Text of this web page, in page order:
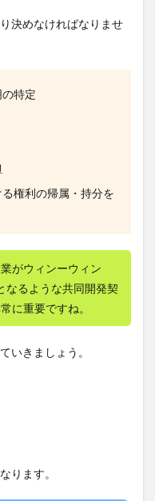
決めなければなりませ
特定
権利の帰属・持分を
がウィンーウィン
なるような共同開発契
に重要ですね。
いきましょう。
ります。